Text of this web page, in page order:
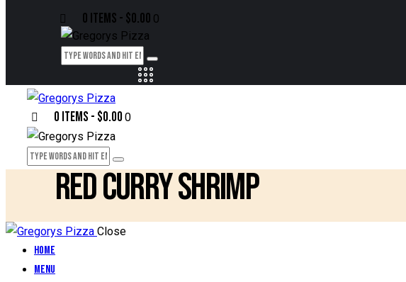
0 items - $0.00 0
0 items - $0.000
RED CURRY SHRIMP
Close
Home
Menu